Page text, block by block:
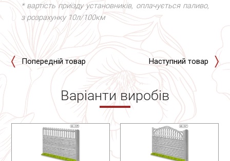
* вартість приїзду установників, оплачується паливо,
з розрахунку 10л/100км
Попередній товар Наступний товар
Варіанти виробів